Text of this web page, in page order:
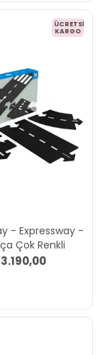
- Expressway -
Çok Renkli
ÜCRETSIZ
KARGO